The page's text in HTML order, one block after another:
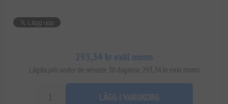
293,34 kr exkl moms
Lägsta pris under de senaste 30 dagarna: 293,34 kr exkl moms
LÄGG I VARUKORG